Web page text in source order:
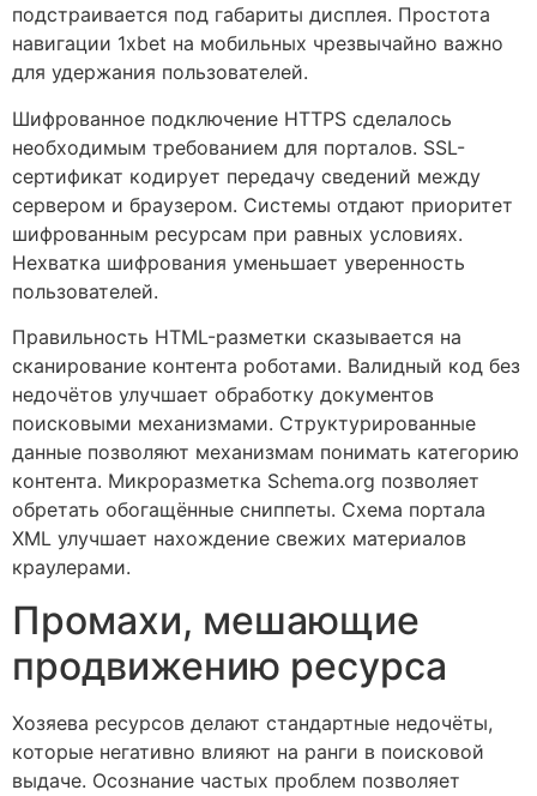
подстраивается под габариты дисплея. Простота
навигации 1xbet на мобильных чрезвычайно важно
для удержания пользователей.
Шифрованное подключение HTTPS сделалось
необходимым требованием для порталов. SSL-
сертификат кодирует передачу сведений между
сервером и браузером. Системы отдают приоритет
шифрованным ресурсам при равных условиях.
Нехватка шифрования уменьшает уверенность
пользователей.
Правильность HTML-разметки сказывается на
сканирование контента роботами. Валидный код без
недочётов улучшает обработку документов
поисковыми механизмами. Структурированные
данные позволяют механизмам понимать категорию
контента. Микроразметка Schema.org позволяет
обретать обогащённые сниппеты. Схема портала
XML улучшает нахождение свежих материалов
краулерами.
Промахи, мешающие
продвижению ресурса
Хозяева ресурсов делают стандартные недочёты,
которые негативно влияют на ранги в поисковой
выдаче. Осознание частых проблем позволяет